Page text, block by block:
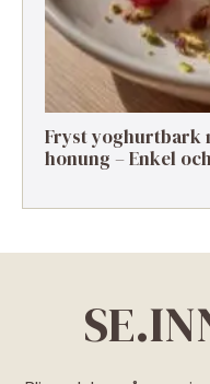
Fryst yoghurtbark
honung – Enkel